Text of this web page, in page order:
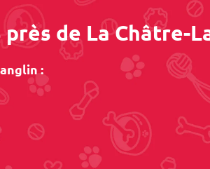
de La Châtre-
: